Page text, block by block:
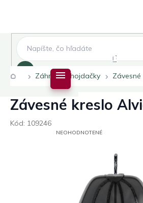
DomovZáhradné hojdačky Závesné
Závesné kreslo
Kód: 109246
PRIEMERNÉNEOHODNOTENÉ